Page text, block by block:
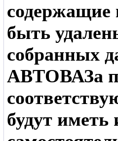
содержащие
быть
собранных
АВТОВАЗа
будут